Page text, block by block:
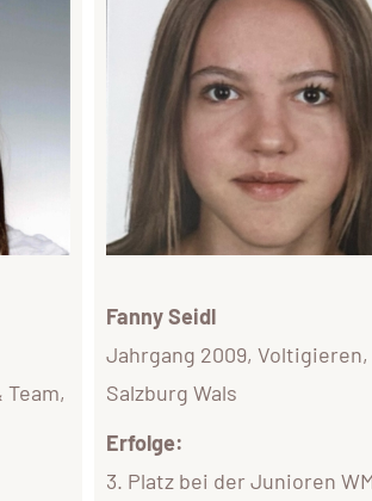
Fanny Seidl
Jahrgang 2009, Voltigieren,
Salzburg Wals
Erfolge:
3. Platz bei der Junioren